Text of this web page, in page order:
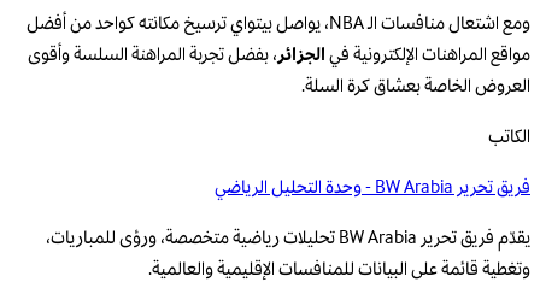
ومع اشتعال منافسات الـ NBA، يواصل بيتواي ترسيخ مكانته كواحد من أفضل
مواقع المراهنات الإلكترونية فيالجزائر، بفضل تجربة المراهنة السلسة وأقوى
العروض الخاصة بعشاق كرة السلة.
الكاتب
فريق تحرير BW Arabia - وحدة التحليل الرياضي
يقدّم فريق تحرير BW Arabia تحليلات رياضية متخصصة، ورؤى للمباريات،
وتغطية قائمة على البيانات للمنافسات الإقليمية والعالمية.